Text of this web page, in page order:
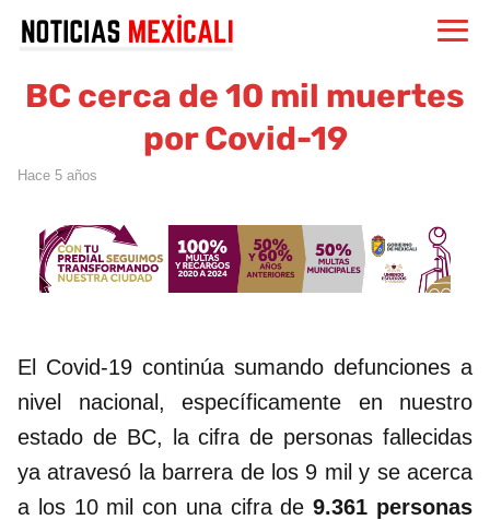
BC cerca de 10 mil muertes
por Covid-19
hace 5 años
El Covid-19 continúa sumando defunciones a
nivel nacional, específicamente en nuestro
estado de BC, la cifra de personas fallecidas
ya atravesó la barrera de los 9 mil y se acerca
a los 10 mil con una cifra de9.361 personas